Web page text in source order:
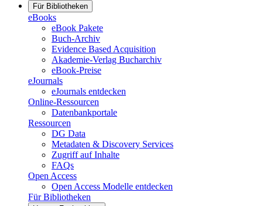
Für Bibliotheken
eBooks
eBook Pakete
Buch-Archiv
Evidence Based Acquisition
Akademie-Verlag Bucharchiv
eBook-Preise
eJournals
eJournals entdecken
Online-Ressourcen
Datenbankportale
Ressourcen
DG Data
Metadaten & Discovery Services
Zugriff auf Inhalte
FAQs
Open Access
Open Access Modelle entdecken
Für Bibliotheken